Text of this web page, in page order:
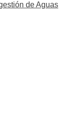
de Aguas